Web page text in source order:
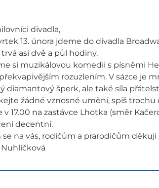
divadla,
13. února jdeme do divadla
trvá asi dvě a půl hodiny.
si muzikálovou komedii s písněmi
rozuzlením. V sázce je
diamantový šperk, ale také síla
žádné vznosné umění, spíš trochu
v 17.00 na zastávce Lhotka (směr
decentní.
se na vás, rodičům a prarodičům děkuji
Nuhlíčková